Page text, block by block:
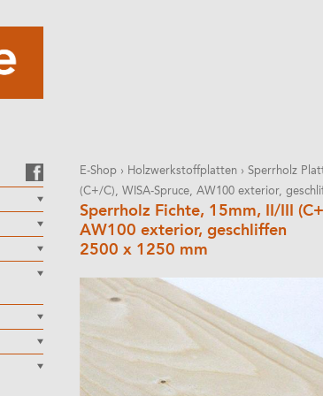
E-Shop › Holzwerkstoffplatten › Sperrholz
(C+/C), WISA-Spruce, AW100 exterior,
Sperrholz Fichte, 15mm, II/III
AW100 exterior, geschliffen
2500 x 1250 mm